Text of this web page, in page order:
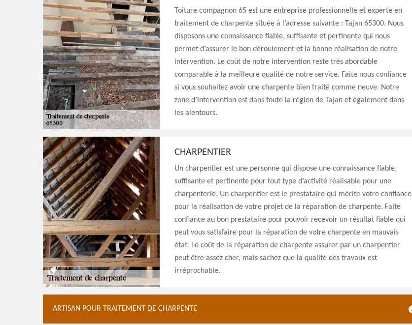
Toiture compagnon 65 est une entreprise professionnelle et experte en
traitement de charpente située à l’adresse suivante : Tajan 65300. Nous
disposons une connaissance fiable, suffisante et pertinente qui nous
permet d’assurer le bon déroulement et la bonne réalisation de notre
intervention. Le coût de notre intervention reste très abordable
comparable à la meilleure qualité de notre service. Faite nous confiance
si vous souhaitez avoir une charpente bien traité comme neuve. Notre
zone d’intervention est dans toute la région de Tajan et également dans
les alentours.
CHARPENTIER
Un charpentier est une personne qui dispose une connaissance fiable,
suffisante et pertinente pour tout type d’activité réalisable pour une
charpenterie. Un charpentier est le prestataire qui mérite votre confiance
pour la réalisation de votre projet de la réparation de charpente. Faite
confiance au bon prestataire pour pouvoir recevoir un résultat fiable qui
peut vous satisfaire pour la réparation de votre charpente en mauvais
état. Le coût de la réparation de charpente assurer par un charpentier
peut être assez cher, mais sachez que la qualité des travaux est
irréprochable.
ARTISAN POUR TRAITEMENT DE CHARPENTE